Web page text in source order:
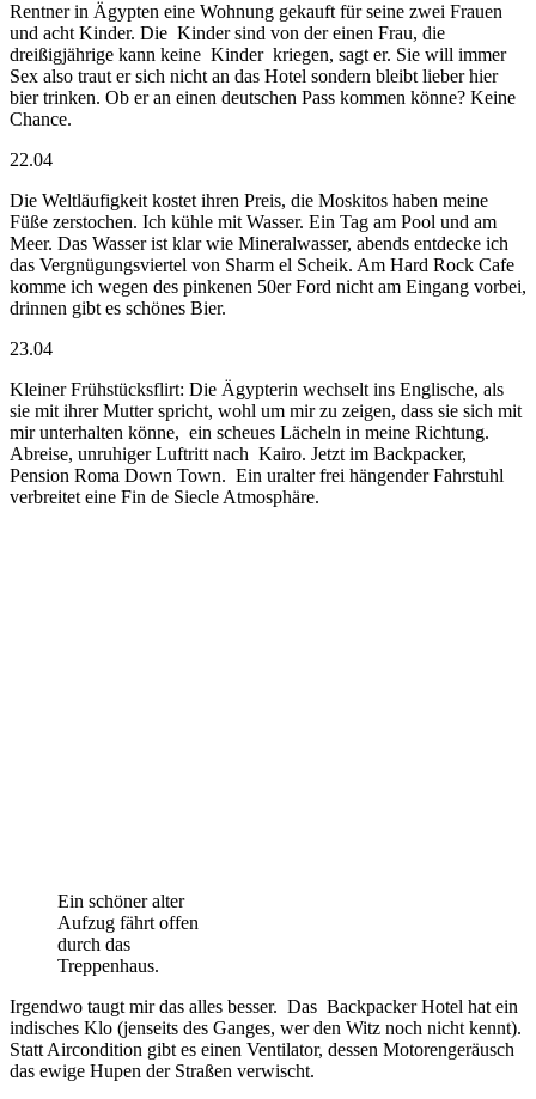
Rentner in Ägypten eine Wohnung gekauft für seine zwei Frauen
und acht Kinder. Die Kinder sind von der einen Frau, die
dreißigjährige kann keine Kinder kriegen, sagt er. Sie will immer
Sex also traut er sich nicht an das Hotel sondern bleibt lieber hier
bier trinken. Ob er an einen deutschen Pass kommen könne? Keine
Chance.
22.04
Die Weltläufigkeit kostet ihren Preis, die Moskitos haben meine
Füße zerstochen. Ich kühle mit Wasser. Ein Tag am Pool und am
Meer. Das Wasser ist klar wie Mineralwasser, abends entdecke ich
das Vergnügungsviertel von Sharm el Scheik. Am Hard Rock Cafe
komme ich wegen des pinkenen 50er Ford nicht am Eingang vorbei,
drinnen gibt es schönes Bier.
23.04
Kleiner Frühstücksflirt: Die Ägypterin wechselt ins Englische, als
sie mit ihrer Mutter spricht, wohl um mir zu zeigen, dass sie sich mit
mir unterhalten könne, ein scheues Lächeln in meine Richtung.
Abreise, unruhiger Luftritt nach Kairo. Jetzt im Backpacker,
Pension Roma Down Town. Ein uralter frei hängender Fahrstuhl
verbreitet eine Fin de Siecle Atmosphäre.
Ein schöner alter
Aufzug fährt offen
durch das
Treppenhaus.
Irgendwo taugt mir das alles besser. Das Backpacker Hotel hat ein
indisches Klo (jenseits des Ganges, wer den Witz noch nicht kennt).
Statt Aircondition gibt es einen Ventilator, dessen Motorengeräusch
das ewige Hupen der Straßen verwischt.